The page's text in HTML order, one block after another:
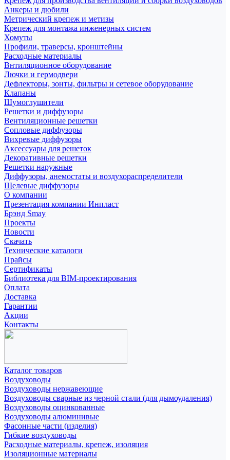
Анкеры и дюбили
Метрический крепеж и метизы
Крепеж для монтажа инженерных систем
Хомуты
Профили, траверсы, кронштейны
Расходные материалы
Внтиляционное оборудование
Лючки и гермодвери
Дефлекторы, зонты, фильтры и сетевое оборудование
Клапаны
Шумоглушители
Решетки и диффузоры
Вентиляционные решетки
Сопловые диффузоры
Вихревые диффузоры
Аксессуары для решеток
Декоративные решетки
Решетки наружные
Диффузоры, анемостаты и воздухораспределители
Щелевые диффузоры
О компании
Презентация компании Инпласт
Брэнд Smay
Проекты
Новости
Скачать
Технические каталоги
Прайсы
Сертификаты
Библиотека для BIM-проектирования
Оплата
Доставка
Гарантии
Акции
Контакты
Каталог товаров
Воздуховоды
Воздуховоды нержавеющие
Воздуховоды сварные из черной стали (для дымоудаления)
Воздуховоды оцинкованные
Воздуховоды алюминивые
Фасонные части (изделия)
Гибкие воздуховоды
Расходные материалы, крепеж, изоляция
Изоляционные материалы